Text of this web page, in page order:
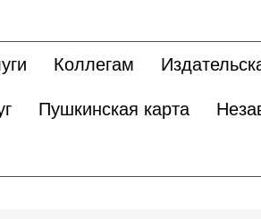
Коллегам
Пушкинская карта